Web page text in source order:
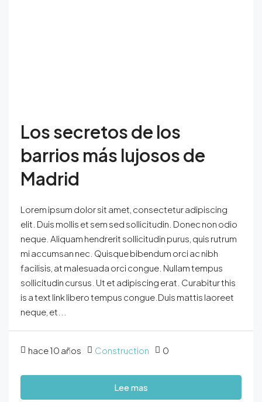
Los secretos de los
barrios más lujosos de
Madrid
Lorem ipsum dolor sit amet, consectetur adipiscing
elit. Duis mollis et sem sed sollicitudin. Donec non odio
neque. Aliquam hendrerit sollicitudin purus, quis rutrum
mi accumsan nec. Quisque bibendum orci ac nibh
facilisis, at malesuada orci congue. Nullam tempus
sollicitudin cursus. Ut et adipiscing erat. Curabitur this
is a text link libero tempus congue.Duis mattis laoreet
neque, et...
hace 10 años Construction 0
Lee mas